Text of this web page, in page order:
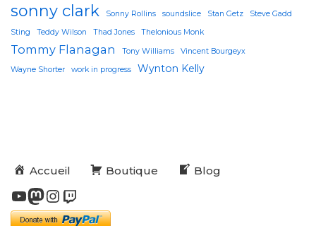
sonny clark Sonny Rollins soundslice Stan Getz
Steve Gadd
Sting
Teddy Wilson Thad Jones Thelonious Monk
Tommy Flanagan Tony Williams
Vincent Bourgeyx
Wayne Shorter
work in progress Wynton Kelly
Accueil Boutique Blog